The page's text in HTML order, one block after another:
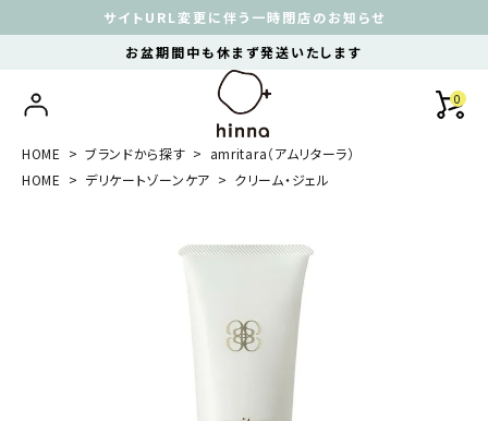
サイトURL変更に伴う一時閉店のお知らせ
お盆期間中も休まず発送いたします
0
HOME ブランドから探す
amritara（アムリターラ）
HOME
デリケートゾーンケア クリーム・ジェル